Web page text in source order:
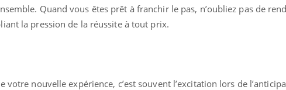
Quand vous êtes prêt à franchir le pas, n’oubliez pas de
la pression de la réussite à tout prix.
votre nouvelle expérience, c’est souvent l’excitation lors de